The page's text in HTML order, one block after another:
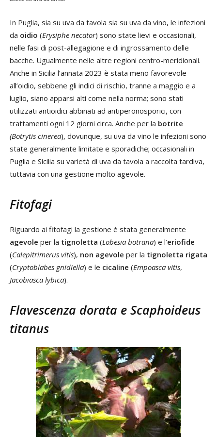
In Puglia, sia su uva da tavola sia su uva da vino, le infezioni
da oidio (Erysiphe necator) sono state lievi e occasionali,
nelle fasi di post-allegagione e di ingrossamento delle
bacche. Ugualmente nelle altre regioni centro-meridionali.
Anche in Sicilia l’annata 2023 è stata meno favorevole
all’oidio, sebbene gli indici di rischio, tranne a maggio e a
luglio, siano apparsi alti come nella norma; sono stati
utilizzati antioidici abbinati ad antiperonosporici, con
trattamenti ogni 12 giorni circa. Anche per la botrite
(Botrytis cinerea), dovunque, su uva da vino le infezioni sono
state generalmente limitate e sporadiche; occasionali in
Puglia e Sicilia su varietà di uva da tavola a raccolta tardiva,
tuttavia con una gestione molto agevole.
Fitofagi
Riguardo ai fitofagi la gestione è stata generalmente
agevole per la tignoletta (Lobesia botrana) e l’eriofide
(Calepitrimerus vitis), non agevole per la tignoletta rigata
(Cryptoblabes gnidiella) e le cicaline (Empoasca vitis,
Jacobiasca lybica).
Flavescenza dorata e Scaphoideus
titanus